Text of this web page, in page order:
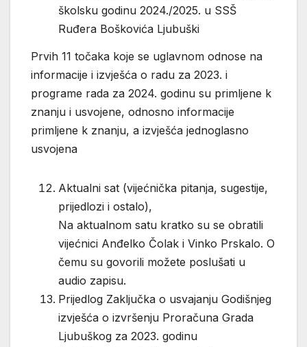
školsku godinu 2024./2025. u SSŠ
Ruđera Boškovića Ljubuški
Prvih 11 točaka koje se uglavnom odnose na
informacije i izvješća o radu za 2023. i
programe rada za 2024. godinu su primljene k
znanju i usvojene, odnosno informacije
primljene k znanju, a izvješća jednoglasno
usvojena
Aktualni sat (vijećnička pitanja, sugestije,
prijedlozi i ostalo),
Na aktualnom satu kratko su se obratili
vijećnici Anđelko Čolak i Vinko Prskalo. O
čemu su govorili možete poslušati u
audio zapisu.
Prijedlog Zaključka o usvajanju Godišnjeg
izvješća o izvršenju Proračuna Grada
Ljubuškog za 2023. godinu